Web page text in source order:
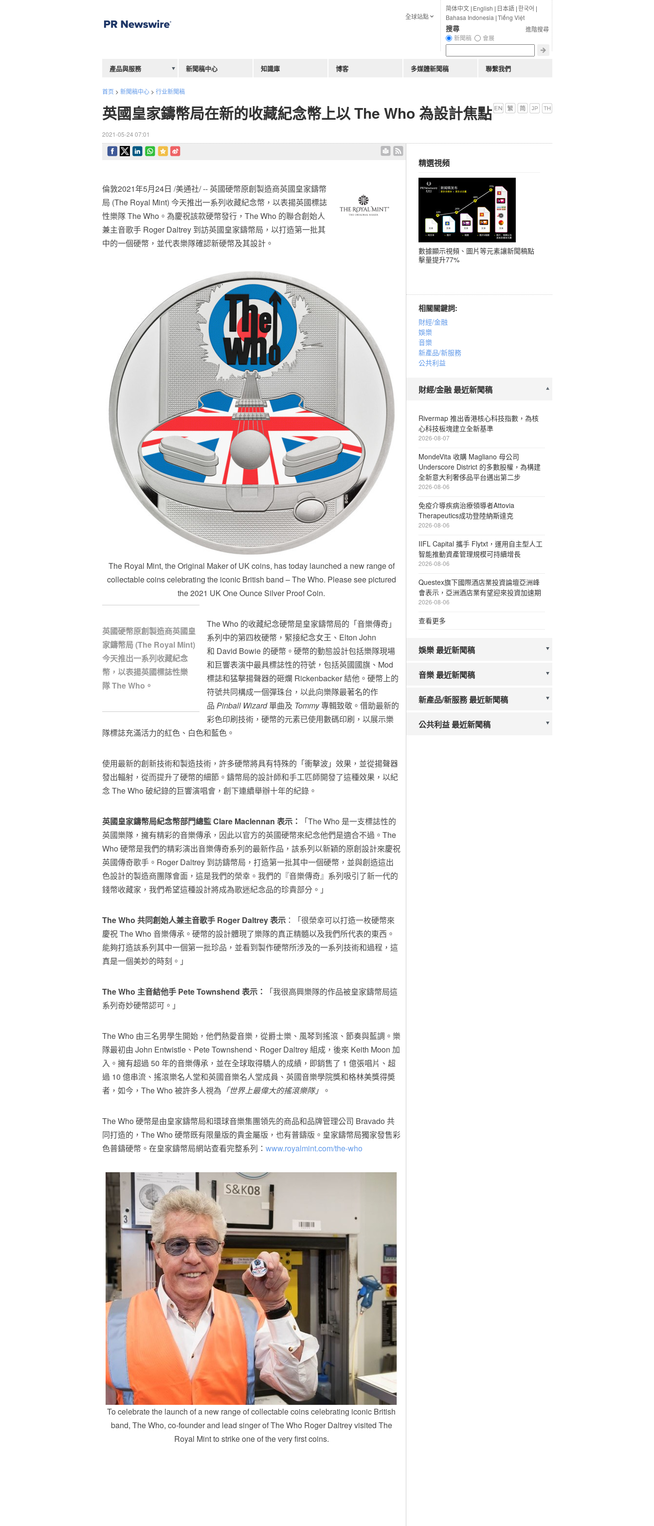
首页> 新聞稿中心> 行业新聞稿
英國皇家鑄幣局在新的收藏紀念幣上以 The Who 為設計焦點
2021-05-24 07:01
倫敦2021年5月24日 /美通社/ -- 英國硬幣原創製造商英國皇家鑄幣
局 (The Royal Mint) 今天推出一系列收藏紀念幣，以表揚英國標誌
性樂隊 The Who。為慶祝該款硬幣發行，The Who 的聯合創始人
兼主音歌手 Roger Daltrey 到訪英國皇家鑄幣局，以打造第一批其
中的一個硬幣，並代表樂隊確認新硬幣及其設計。
The Royal Mint, the Original Maker of UK coins, has today launched a new range of
collectable coins celebrating the iconic British band – The Who. Please see pictured
the 2021 UK One Ounce Silver Proof Coin.
英國硬幣原創製造商英國皇
家鑄幣局 (The Royal Mint)
今天推出一系列收藏紀念
幣，以表揚英國標誌性樂
隊 The Who。
The Who 的收藏紀念硬幣是皇家鑄幣局的「音樂傳奇」
系列中的第四枚硬幣，緊接紀念女王、Elton John
和 David Bowie 的硬幣。硬幣的動態設計包括樂隊現場
和巨響表演中最具標誌性的符號，包括英國國旗、Mod
標誌和猛擊揚聲器的砸爛 Rickenbacker 結他。硬幣上的
符號共同構成一個彈珠台，以此向樂隊最著名的作
品 Pinball Wizard單曲及 Tommy專輯致敬。借助最新的
彩色印刷技術，硬幣的元素已使用數碼印刷，以展示樂
隊標誌充滿活力的紅色、白色和藍色。
使用最新的創新技術和製造技術，許多硬幣將具有特殊的「衝擊波」效果，並從揚聲器
發出輻射，從而提升了硬幣的細節。鑄幣局的設計師和手工匹師開發了這種效果，以紀
念 The Who 破紀錄的巨響演唱會，創下連續舉辦十年的紀錄。
英國皇家鑄幣局紀念幣部門總監Clare Maclennan 表示：
「The Who 是一支標誌性的
英國樂隊，擁有精彩的音樂傳承，因此以官方的英國硬幣來紀念他們是適合不過。The
Who 硬幣是我們的精彩演出音樂傳奇系列的最新作品，該系列以新穎的原創設計來慶祝
英國傳奇歌手。Roger Daltrey 到訪鑄幣局，打造第一批其中一個硬幣，並與創造這出
色設計的製造商團隊會面，這是我們的榮幸。我們的『音樂傳奇』系列吸引了新一代的
錢幣收藏家，我們希望這種設計將成為歌迷紀念品的珍貴部分。」
The Who 共同創始人兼主音歌手Roger Daltrey表示：「很榮幸可以打造一枚硬幣來
慶祝 The Who 音樂傳承。硬幣的設計體現了樂隊的真正精髓以及我們所代表的東西。
能夠打造該系列其中一個第一批珍品，並看到製作硬幣所涉及的一系列技術和過程，這
真是一個美妙的時刻。」
The Who 主音結他手Pete Townshend 表示：
「我很高興樂隊的作品被皇家鑄幣局這
系列奇妙硬幣認可。」
The Who 由三名男學生開始，他們熱愛音樂，從爵士樂、風琴到搖滾、節奏與藍調。樂
隊最初由 John Entwistle、Pete Townshend、Roger Daltrey 組成，後來 Keith Moon 加
入。擁有超過 50 年的音樂傳承，並在全球取得驕人的成績，即銷售了 1 億張唱片、超
過 10 億串流、搖滾樂名人堂和英國音樂名人堂成員、英國音樂學院獎和格林美獎得奬
者，如今，The Who 被許多人視為 「世界上最偉大的搖滾樂隊」 。
The Who 硬幣是由皇家鑄幣局和環球音樂集團領先的商品和品牌管理公司 Bravado 共
同打造的，The Who 硬幣既有限量版的貴金屬版，也有普鑄版。皇家鑄幣局獨家發售彩
色普鑄硬幣。在皇家鑄幣局網站查看完整系列： www.royalmint.com/the-who
To celebrate the launch of a new range of collectable coins celebrating iconic British
band, The Who, co-founder and lead singer of The Who Roger Daltrey visited The
Royal Mint to strike one of the very first coins.
精選視頻
數據顯示視頻、圖片等元素讓新聞稿點
擊量提升77%
相關關鍵詞:
財經/金融
娛樂
音樂
新產品/新服務
公共利益
財經/金融 最近新聞稿
Rivermap 推出香港核心科技指數，為核
心科技板塊建立全新基準
2026-08-07
MondeVita 收購 Magliano 母公司
Underscore District 的多數股權，為構建
全新意大利奢侈品平台邁出第二步
2026-08-06
免疫介導疾病治療領導者Attovia
Therapeutics成功登陸納斯達克
2026-08-06
IIFL Capital 攜手 Flytxt，運用自主型人工
智能推動資產管理規模可持續增長
2026-08-06
Questex旗下國際酒店業投資論壇亞洲峰
會表示，亞洲酒店業有望迎來投資加速期
2026-08-06
查看更多
娛樂 最近新聞稿
音樂 最近新聞稿
新產品/新服務 最近新聞稿
公共利益 最近新聞稿
简体中文| English | 日本語|한국어 |
Bahasa Indonesia |Tiếng Việt
進階搜尋
搜尋
新聞稿 會展
全球站點
產品與服務 新聞稿中心 知識庫 博客 多媒體新聞稿 聯繫我們